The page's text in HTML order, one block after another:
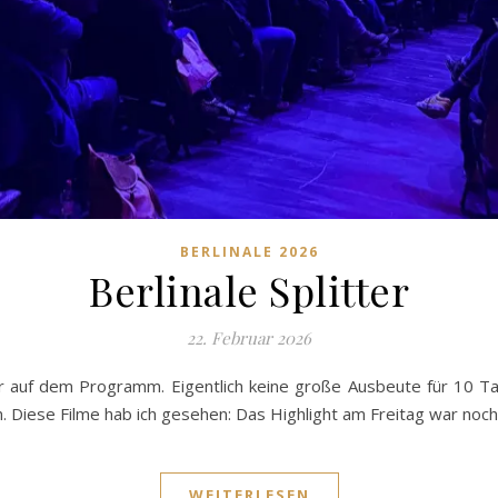
BERLINALE 2026
Berlinale Splitter
22. Februar 2026
dem Programm. Eigentlich keine große Ausbeute für 10
Diese Filme hab ich gesehen: Das Highlight am Freitag war